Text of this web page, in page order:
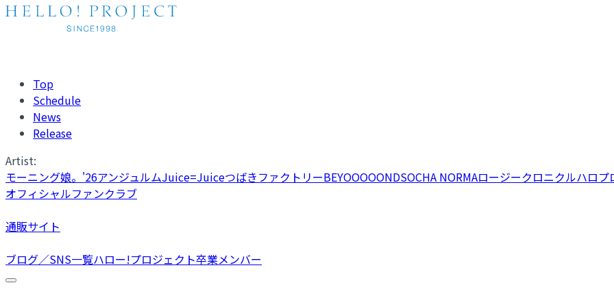
Top
Schedule
News
Release
Artist:
モーニング娘。'26アンジュルムJuice=JuiceつばきファクトリーBEYOOOOONDSOCHA NORMAロージークロニクルハロプ
オフィシャルファンクラブ
通販サイト
ブログ／SNS一覧ハロー!プロジェクト卒業メンバー